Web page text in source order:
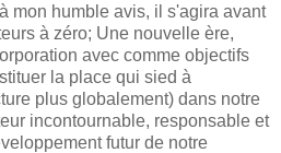
mon humble avis, il s'agira avant
à zéro; Une nouvelle ère,
avec comme objectifs
la place qui sied à
plus globalement) dans notre
incontournable, responsable et
futur de notre